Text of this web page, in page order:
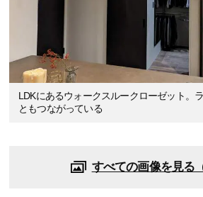
LDKにあるウォークスルークローゼット。
ともつながっている
すべての画像を見る